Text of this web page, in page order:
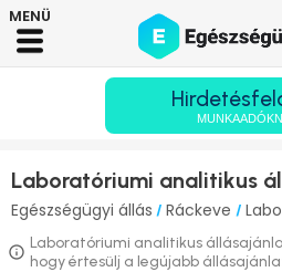
Laboratóriumi analitikus
Egészségügyi állás / Ráckeve /
Laboratóriumi analitikus
hogy értesülj a legújabb